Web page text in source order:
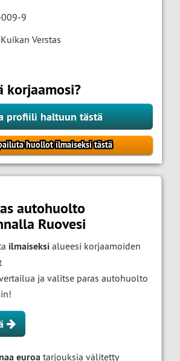
9
Kuikan Verstas
korjaamosi?
profiili haltuun tästä
huollot ilmaiseksi tästä
autohuolto
Ruovesi
ilmaiseksi alueesi korjaamoiden
ja valitse paras autohuolto
euroa tarjouksia välitetty